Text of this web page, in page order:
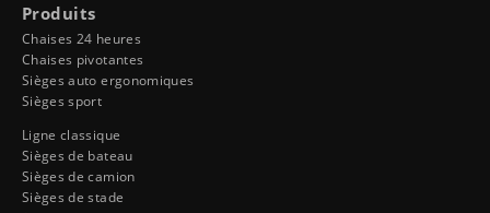
Produits
Chaises 24 heures
Chaises pivotantes
Sièges auto ergonomiques
Sièges sport
Ligne classique
Sièges de bateau
Sièges de camion
Sièges de stade